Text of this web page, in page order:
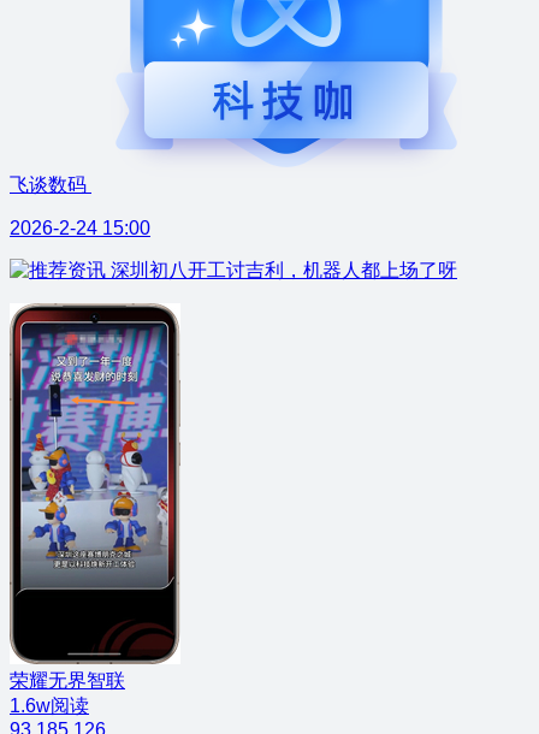
飞谈数码
2026-2-24 15:00
深圳初八开工讨吉利，机器人都上场了呀
荣耀无界智联
1.6w阅读
93 185 126